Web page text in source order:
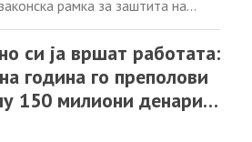
рамка за заштита на
си ја вршат работата:
година го преполови
150 милиони денари